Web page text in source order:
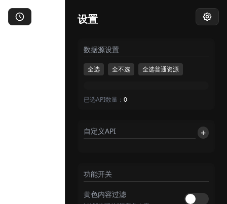
设置 ×
数据源设置
全选 全不选 全选普通资源
已选API数量： 0
自定义API +
功能开关
黄色内容过滤
LibreTV
自由观影，畅享精彩